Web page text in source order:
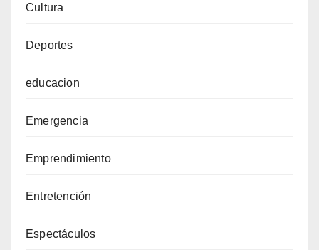
Cultura
Deportes
educacion
Emergencia
Emprendimiento
Entretención
Espectáculos